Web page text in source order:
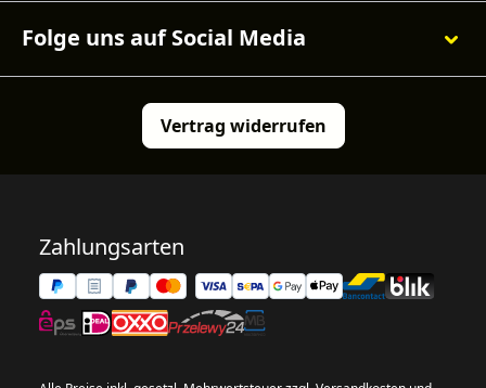
Folge uns auf Social Media
Vertrag widerrufen
Zahlungsarten